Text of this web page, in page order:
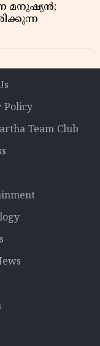
മനുഷ്യൻ;
Policy
Team Club